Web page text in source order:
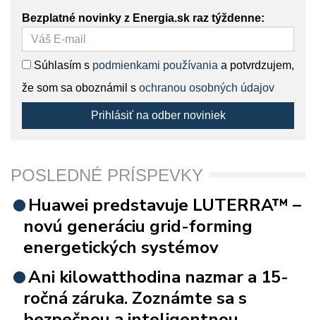
Bezplatné novinky z Energia.sk raz týždenne:
Súhlasím s podmienkami používania a potvrdzujem,
že som sa oboznámil s ochranou osobných údajov
Prihlásiť na odber noviniek
POSLEDNÉ PRÍSPEVKY
Huawei predstavuje LUTERRA™ –
novú generáciu grid-forming
energetických systémov
Ani kilowatthodina nazmar a 15-
ročná záruka. Zoznámte sa s